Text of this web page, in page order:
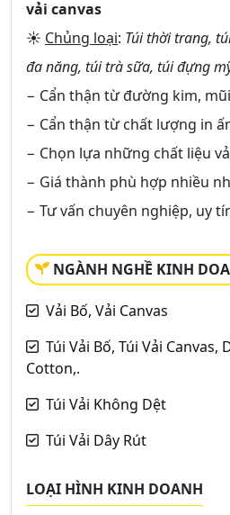
vải canvas
☀ Chủng loại: Túi thời trang,
đa năng, túi trà sữa, túi đựng
− Cẩn thận từ đường kim,
− Cẩn thận từ chất lượng in
− Chọn lựa những chất liệu
− Giá thành phù hợp nhiều
− Tư vấn chuyên nghiệp, uy
NGÀNH NGHỀ KINH
Vải Bố, Vải Canvas
Túi Vải Bố, Túi Vải Canvas,
Cotton,.
Túi Vải Không Dệt
Túi Vải Dây Rút
LOẠI HÌNH KINH DOANH